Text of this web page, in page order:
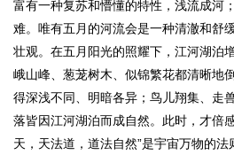
富有一种复苏和懵懂的特性，浅流成河
难。唯有五月的河流会是一种清澈和舒
壮观。在五月阳光的照耀下，江河湖泊
峨山峰、葱茏树木、似锦繁花都清晰地
得深浅不同、明暗各异；鸟儿翔集、走
落皆因江河湖泊而成自然。此时，才倍
天，天法道，道法自然”是宇宙万物的法